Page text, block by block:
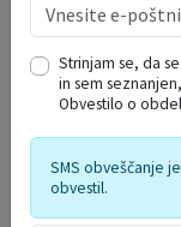
Strinjam se, da
in sem
Obvestilo o
SMS obveščanje
obvestil.